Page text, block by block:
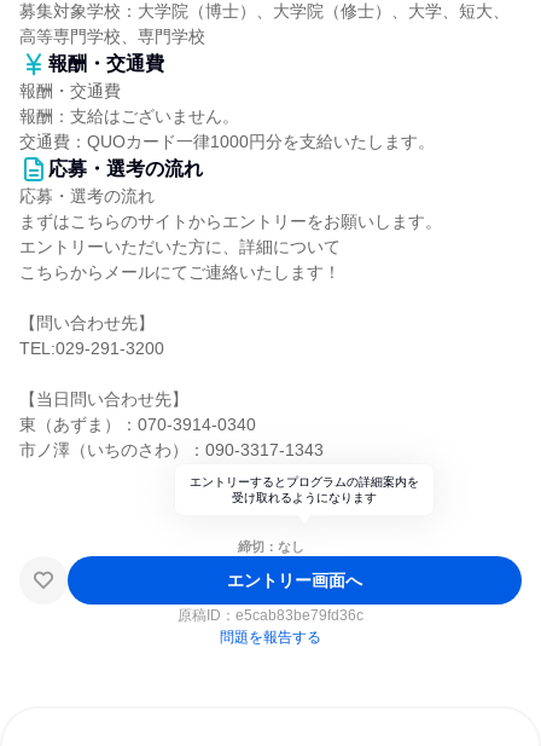
募集対象学校：大学院（博士）、大学院（修士）、大学、短大、
高等専門学校、専門学校
報酬・交通費
報酬・交通費
報酬：支給はございません。
交通費：QUOカード一律1000円分を支給いたします。
応募・選考の流れ
応募・選考の流れ
まずはこちらのサイトからエントリーをお願いします。
エントリーいただいた方に、詳細について
こちらからメールにてご連絡いたします！
【問い合わせ先】
TEL:029-291-3200
【当日問い合わせ先】
東（あずま）：070-3914-0340
市ノ澤（いちのさわ）：090-3317-1343
エントリーするとプログラムの詳細案内を
受け取れるようになります
締切：なし
エントリー画面へ
原稿ID： e5cab83be79fd36c
問題を報告する